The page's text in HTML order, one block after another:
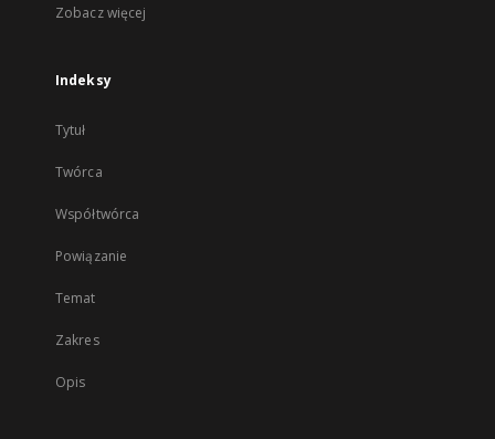
Zobacz więcej
Indeksy
Tytuł
Twórca
Współtwórca
Powiązanie
Temat
Zakres
Opis